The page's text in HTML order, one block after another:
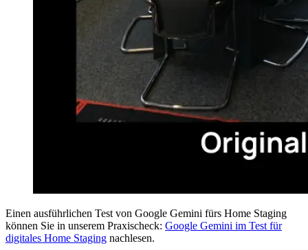
Einen ausführlichen Test von Google Gemini fürs Home Staging
können Sie in unserem Praxischeck: Google Gemini im Test für
digitales Home Staging nachlesen.